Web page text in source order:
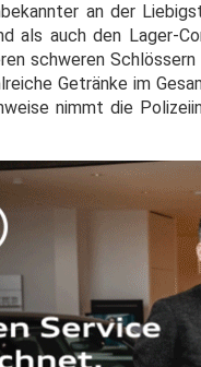
an der
als auch den Lager-
schweren
Getränke im
nimmt die